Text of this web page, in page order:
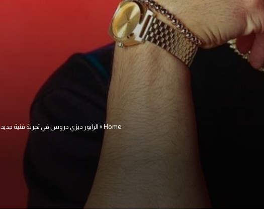
Home
» الرابور ديزي دروس في تجربة فنية